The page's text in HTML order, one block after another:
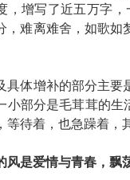
，增写了近五万字
，难离难舍，如歌如
体增补的部分主要是
小部分是毛茸茸的生
等待着，也急躁着，
风是爱情与青春，飘